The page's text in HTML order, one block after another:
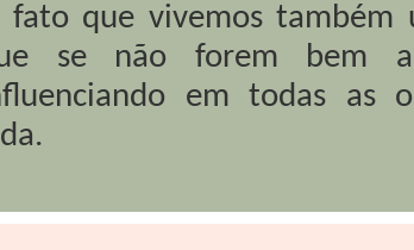
fato que vivemos também
se não forem bem
em todas as